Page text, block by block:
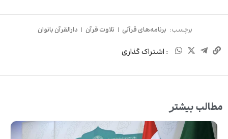
برچسب: برنامه‌های قرآنی | تلاوت قرآن | دارالقرآن بانوان
: اشتراک گذاری
مطالب بیشتر